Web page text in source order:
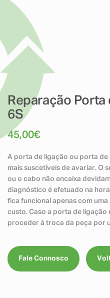
Reparação
6S
45,00€
A porta de ligação ou porta
mais suscetíveis de avariar. O
ou o cabo não encaixa
diagnóstico é efetuado na
fica funcional apenas com
custo. Caso a porta de ligação
proceder à troca da peça por
Fale Connosco